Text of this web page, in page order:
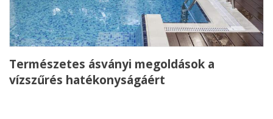
Természetes ásványi megoldások a
vízszűrés hatékonyságáért